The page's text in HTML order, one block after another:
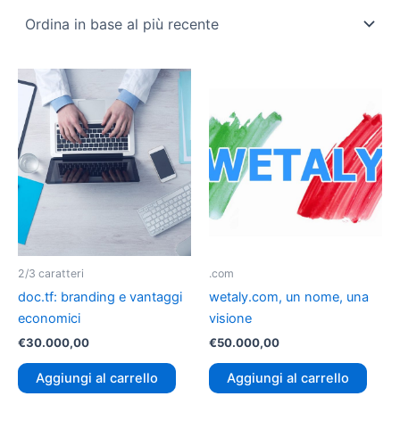
2/3 caratteri
doc.tf: branding e vantaggi
economici
€30.000,00
Aggiungi al carrello
.com
wetaly.com, un nome, una
visione
€50.000,00
Aggiungi al carrello